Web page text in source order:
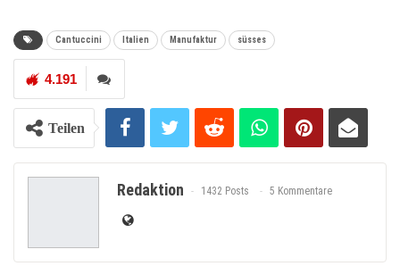
Cantuccini Italien Manufaktur süsses
4.191
Teilen
Redaktion 1432 Posts 5 Kommentare